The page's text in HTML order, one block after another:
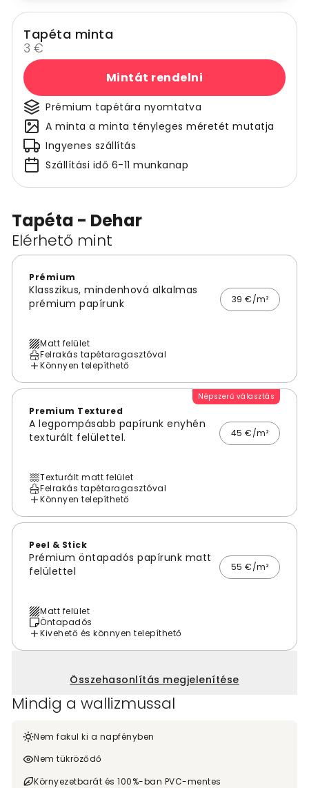
Tapéta - Dehar
Elérhető mint
Prémium
Klasszikus, mindenhová alkalmas
prémium papírunk
39 €/m²
Matt felület
Felrakás tapétaragasztóval
Könnyen telepíthető
Népszerű választás
Premium Textured
A legpompásabb papírunk enyhén
texturált felülettel.
45 €/m²
Texturált matt felület
Felrakás tapétaragasztóval
Könnyen telepíthető
Peel & Stick
Prémium öntapadós papírunk matt
felülettel
55 €/m²
Matt felület
Öntapadós
Kivehető és könnyen telepíthető
Összehasonlítás megjelenítése
Mindig a wallizmussal
Nem fakul ki a napfényben
Nem tükröződő
Környezetbarát és 100%-ban PVC-mentes
Tapéta minta
3 €
Mintát rendelni
Prémium tapétára nyomtatva
A minta a minta tényleges méretét mutatja
Ingyenes szállítás
Szállítási idő 6-11 munkanap